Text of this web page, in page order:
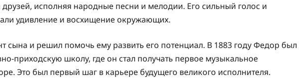
исполняя народные песни и мелодии. Его сильный голос и
удивление и восхищение окружающих.
сына и решил помочь ему развить его потенциал. В 1883 году Федор был
приходскую школу, где он стал получать первое музыкальное
Это был первый шаг в карьере будущего великого исполнителя.